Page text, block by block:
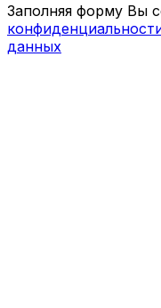
Заполняя форму Вы
данных